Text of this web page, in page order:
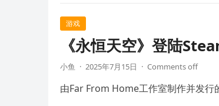
游戏
《永恒天空》登陆
小鱼 · 2025年7月15日 · Comments off
由Far From Home工作室制作并发行